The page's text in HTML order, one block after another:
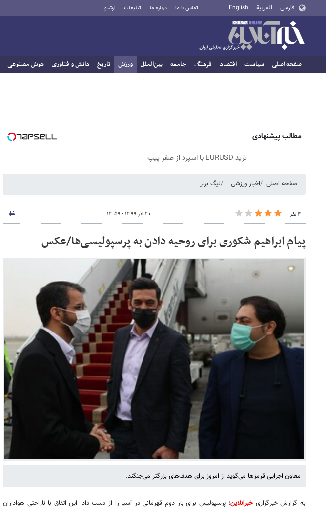
فارسی العربية English تماس با ما درباره ما تبلیغات آرشیو
صفحه اصلی سیاست اقتصاد فرهنگ جامعه بین‌الملل ورزش تاریخ دانش و فناوری هوش مصنوعی
مطالب پیشنهادی
ترید EURUSD با اسپرد از صفر پیپ
صفحه اصلی اخبار ورزشی لیگ برتر
۴ نفر ۳۰ آذر ۱۳۹۹ - ۱۳:۵۹
پیام ابراهیم شکوری برای روحیه دادن به پرسپولیسی‌ها/عکس
معاون اجرایی قرمزها می‌گوید از امروز برای هدف‌های بزرگتر می‌جنگند.
به گزارش خبرگزاریخبرآنلاین؛ پرسپولیس برای بار دوم قهرمانی در آسیا را از دست داد. این اتفاق با ناراحتی هواداران